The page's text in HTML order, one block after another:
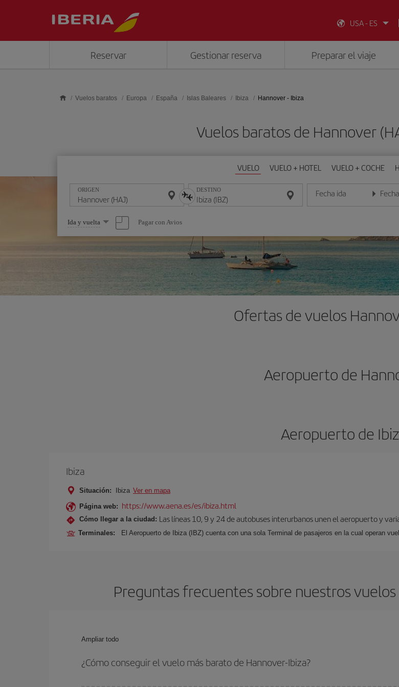
USA - ES
Reservar Gestionar reserva Preparar el viaje
Vuelos baratos Europa España Islas Baleares Ibiza Hannover - Ibiza
Vuelos baratos de Hannover
VUELO VUELO + HOTEL VUELO + COCHE
ORIGEN DESTINO Fecha ida
Introduce la fecha en formato
Seleccione
una
opción
Ida y vuelta Pagar con Avios
Ofertas de vuelos
Aeropuerto de
Aeropuerto de
Ibiza
Situación: Ibiza Ver en mapa
Página web: https://www.aena.es/es/ibiza.html
Cómo llegar a la ciudad: Las líneas 10, 9 y 24 de autobuses interurbanos unen el aeropuerto y
Terminales: El Aeropuerto de Ibiza (IBZ) cuenta con una sola Terminal de pasajeros en la cual operan
Preguntas frecuentes sobre nuestros
Ampliar todo
¿Cómo conseguir el vuelo más barato de Hannover-Ibiza?